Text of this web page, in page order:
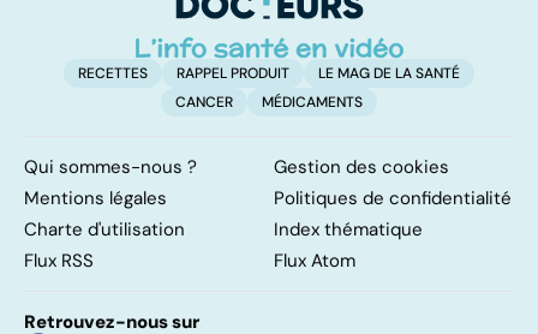
RECETTES RAPPEL PRODUIT
LE MAG DE LA SANTÉ
CANCER
MÉDICAMENTS
Qui sommes-nous ?
Gestion des cookies
Mentions légales
Politiques de confidentialité
Charte d'utilisation
Index thématique
Flux RSS
Flux Atom
Retrouvez-nous sur